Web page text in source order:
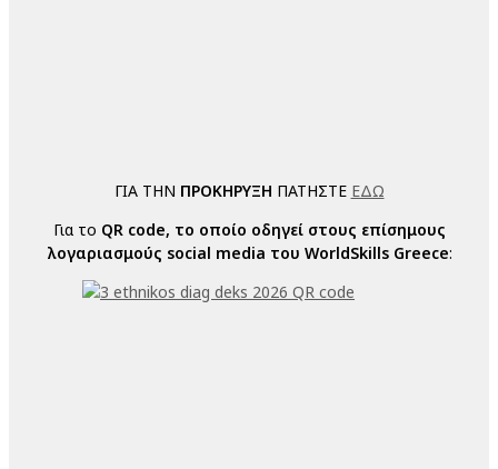
ΓΙΑ ΤΗΝ ΠΡΟΚΗΡΥΞΗ ΠΑΤΗΣΤΕ ΕΔΩ
Για το QR code, το οποίο οδηγεί στους επίσημους
λογαριασμούς social media του WorldSkills Greece: